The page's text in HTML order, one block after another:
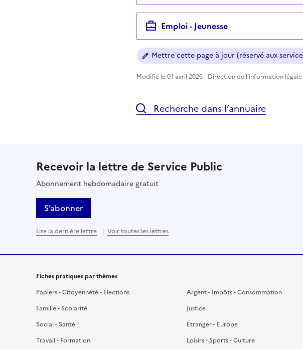
Emploi - Jeunesse
Mettre cette page à jour (réservé aux
Modifié le 01 avril 2026 - Direction de l'information
Recherche dans l’annuaire
Recevoir la lettre de Service Public
Abonnement hebdomadaire gratuit
S’abonner
Lire la dernière lettre Voir toutes les lettres
Fiches pratiques par thèmes
Papiers - Citoyenneté - Élections
Famille - Scolarité
Social - Santé
Travail - Formation
Argent - Impôts - Consommation
Justice
Étranger - Europe
Loisirs - Sports - Culture